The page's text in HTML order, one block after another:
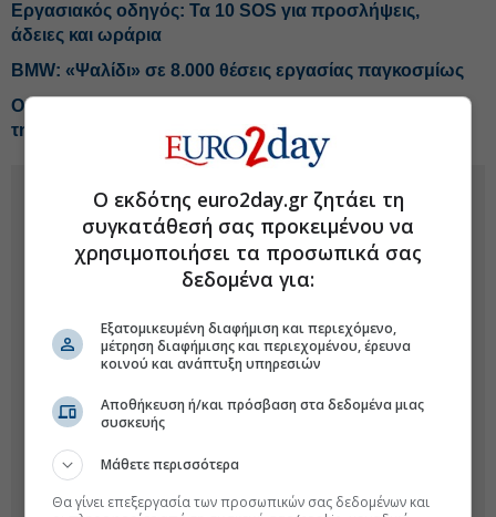
Εργασιακός οδηγός: Τα 10 SOS για προσλήψεις,
άδειες και ωράρια
BMW: «Ψαλίδι» σε 8.000 θέσεις εργασίας παγκοσμίως
Οι μεθοδεύσεις των εργοδοτών για να παρακάμψουν
την ψηφιακή κάρτα εργασίας
Ο εκδότης euro2day.gr ζητάει τη
συγκατάθεσή σας προκειμένου να
χρησιμοποιήσει τα προσωπικά σας
δεδομένα για:
Εξατομικευμένη διαφήμιση και περιεχόμενο,
μέτρηση διαφήμισης και περιεχομένου, έρευνα
κοινού και ανάπτυξη υπηρεσιών
Αποθήκευση ή/και πρόσβαση στα δεδομένα μιας
συσκευής
Μάθετε περισσότερα
Θα γίνει επεξεργασία των προσωπικών σας δεδομένων και